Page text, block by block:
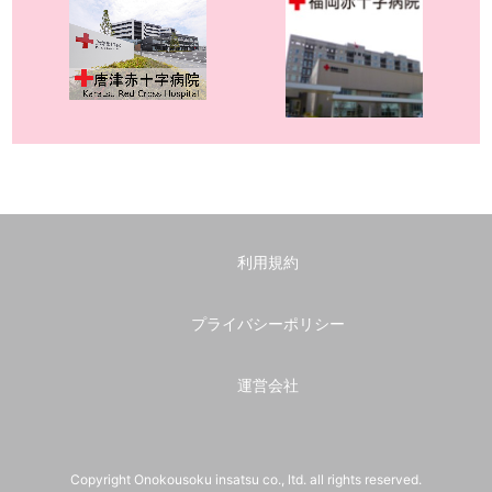
利用規約
プライバシーポリシー
運営会社
Copyright Onokousoku insatsu co., ltd. all rights reserved.